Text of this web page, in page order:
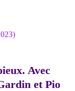
Avec
et Pio